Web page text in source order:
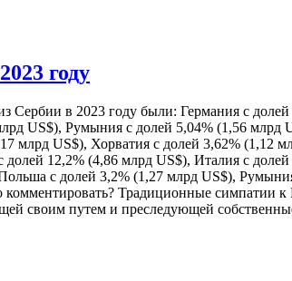
году
Сербии в 2023 году были: Германия с
US$), Румыния с долей 5,04% (1,56
млрд US$), Хорватия с долей 3,62%
12,2% (4,86 млрд US$), Италия с
с долей 3,2% (1,27 млрд US$),
Традиционные симпатии
своим путем и преследующей